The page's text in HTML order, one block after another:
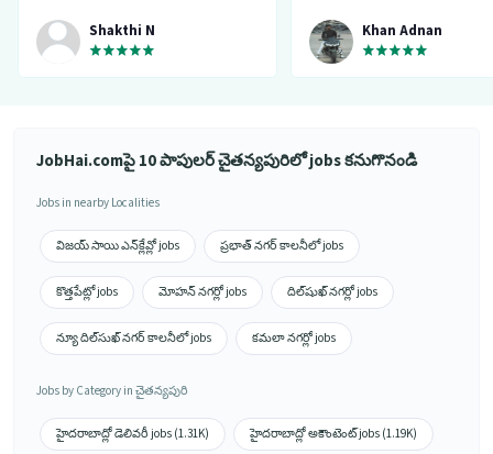
and goes all out searching for a job
matching my requirement....I've
saved a lot of my time.... Thanks to
the creators 👍”
Shakthi N
Khan Adnan
JobHai.comపై 10 పాపులర్ చైతన్యపురిలో jobs కనుగొనండి
Jobs in nearby Localities
విజయ్ సాయి ఎన్‌క్లేవ్లో jobs ప్రభాత్ నగర్ కాలనీలో jobs
కొత్తపేట్లో jobs మోహన్ నగర్లో jobs దిల్‌షుఖ్ నగర్లో jobs
న్యూ దిల్‌సుఖ్ నగర్ కాలనీలో jobs కమలా నగర్లో jobs
Jobs by Category in చైతన్యపురి
హైదరాబాద్లో డెలివరీ jobs (1.31K) హైదరాబాద్లో అకౌంటెంట్ jobs (1.19K)